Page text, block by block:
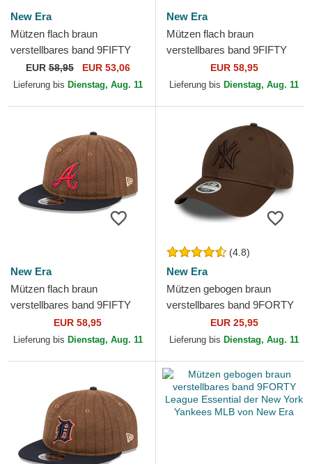
New Era
Mützen flach braun
verstellbares band 9FIFTY
Retro Crown Wool Pinstripe
der Los Angeles Dodgers...
EUR58,95 EUR 53,06
Lieferung bis Dienstag, Aug. 11
New Era
Mützen flach braun
verstellbares band 9FIFTY
Retro Crown Wool Pinstripe
der New York Yankees
EUR 58,95
Lieferung bis Dienstag, Aug. 11
New Era
Mützen flach braun
verstellbares band 9FIFTY
Retro Crown Wool Pinstripe
der Atlanta Braves MLB...
EUR 58,95
Lieferung bis Dienstag, Aug. 11
(4.8)
New Era
Mützen gebogen braun
verstellbares band 9FORTY
League Essential der New
York Yankees MLB von New
EUR 25,95
Lieferung bis Dienstag, Aug. 11